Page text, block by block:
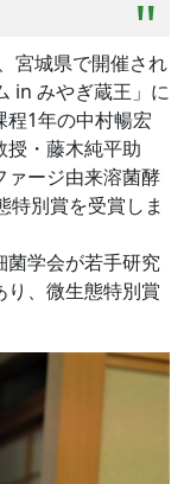
宮城県で開催され
in みやぎ蔵王」に
程1年の中村暢宏
・藤木純平助
ァージ由来溶菌酵
特別賞を受賞しま
菌学会が若手研究
、微生態特別賞